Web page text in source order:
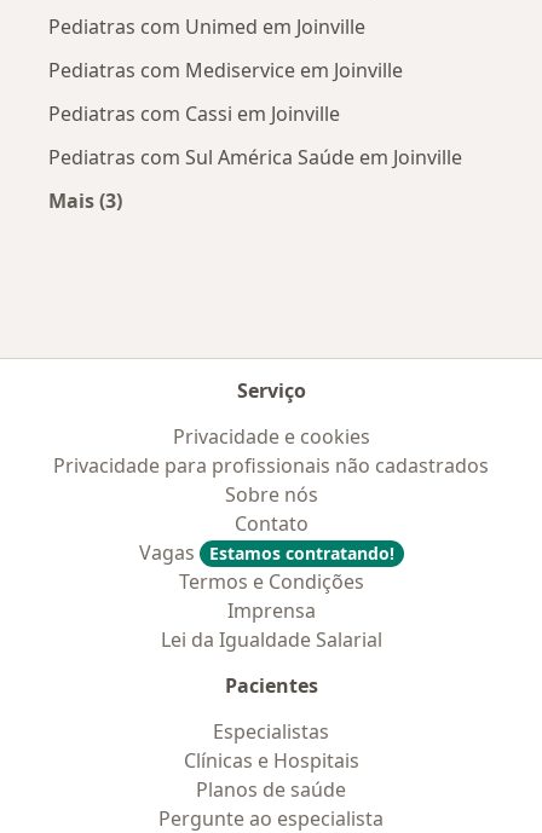
Pediatras com Unimed em Joinville
Pediatras com Mediservice em Joinville
Pediatras com Cassi em Joinville
Pediatras com Sul América Saúde em Joinville
Mais (3)
Serviço
Privacidade e cookies
Privacidade para profissionais não cadastrados
Sobre nós
Contato
Vagas
Estamos contratando!
Termos e Condições
Imprensa
Lei da Igualdade Salarial
Pacientes
Especialistas
Clínicas e Hospitais
Planos de saúde
Pergunte ao especialista